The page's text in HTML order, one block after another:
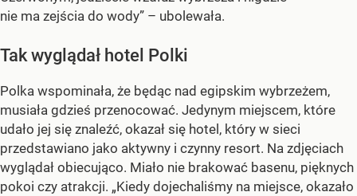
nie ma zejścia do wody” – ubolewała.
Tak wyglądał hotel Polki
Polka wspominała, że będąc nad egipskim wybrzeżem,
musiała gdzieś przenocować. Jedynym miejscem, które
udało jej się znaleźć, okazał się hotel, który w sieci
przedstawiano jako aktywny i czynny resort. Na zdjęciach
wyglądał obiecująco. Miało nie brakować basenu, pięknych
pokoi czy atrakcji. „Kiedy dojechaliśmy na miejsce, okazało